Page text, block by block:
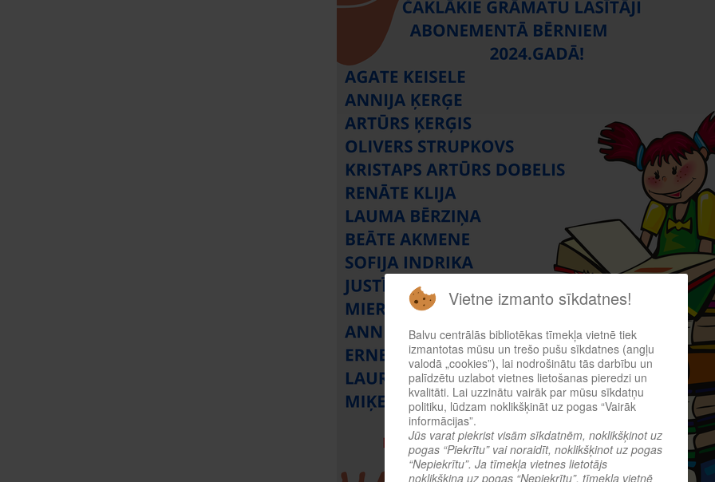
Vietne izmanto sīkdatnes!
Balvu centrālās bibliotēkas tīmekļa vietnē tiek
izmantotas mūsu un trešo pušu sīkdatnes (angļu
valodā „cookies”), lai nodrošinātu tās darbību un
palīdzētu uzlabot vietnes lietošanas pieredzi un
kvalitāti. Lai uzzinātu vairāk par mūsu sīkdatņu
politiku, lūdzam noklikšķināt uz pogas “Vairāk
informācijas”.
Jūs varat piekrist visām sīkdatnēm, noklikšķinot uz
pogas “Piekrītu” vai noraidīt, noklikšķinot uz pogas
“Nepiekrītu”. Ja tīmekļa vietnes lietotājs
noklikšķina uz pogas “Nepiekrītu”, tīmekļa vietnē